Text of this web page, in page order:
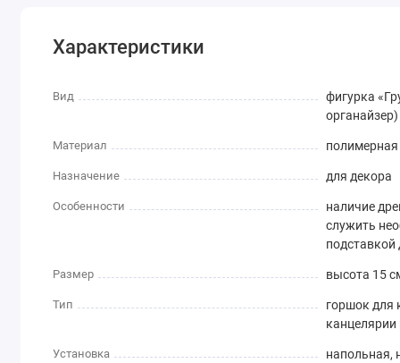
Материал изготовления:
использования с растениями и цветами.
Цветочный глиняный горшок "Грут с птичкой" - это
растениями и приятные эмоции. Создайте свою
Характеристики
Вид
фигурка
органайзер)
Материал
Назначение для декора
Особенности
наличие
служить
подставкой
Размер высота 15
Тип
горшок для
Установка напольная,